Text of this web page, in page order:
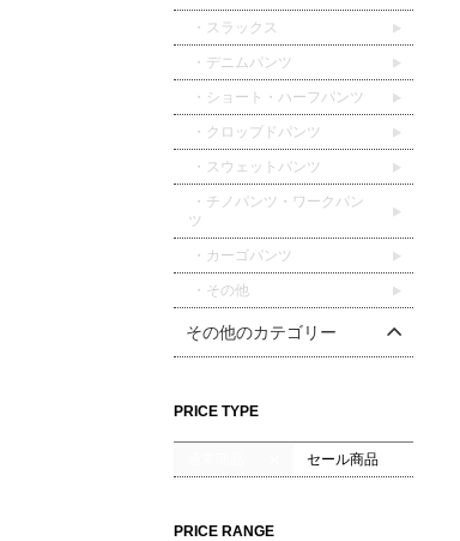
・スラックス
・デニムパンツ
・ショート・ハーフパンツ
・クロップドパンツ
・スウェットパンツ
・チノパンツ・ワークパン
ツ
・カーゴパンツ
・その他
その他のカテゴリー
PRICE TYPE
セール商品
PRICE RANGE